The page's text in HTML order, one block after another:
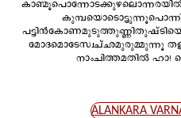
മോദമൊടേസ്വച്ഛമുരുമ്മുന്നൂ
നാംചിത്തമതിൽ
ALANKARA